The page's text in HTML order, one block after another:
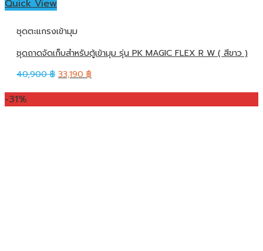
Quick View
ชุดตะแกรงเข้ามุม
ชุดถาดจัดเก็บสำหรับตู้เข้ามุม รุ่น PK MAGIC FLEX R W ( สีขาว )
40,900฿ 33,190 ฿
-31%